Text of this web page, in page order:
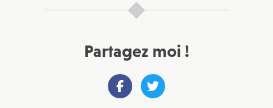
Partagez moi !